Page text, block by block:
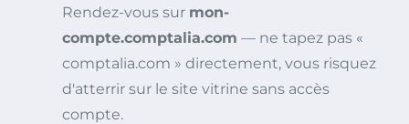
Rendez-vous sur mon-
compte.comptalia.com — ne tapez pas «
comptalia.com » directement, vous risquez
d'atterrir sur le site vitrine sans accès
compte.